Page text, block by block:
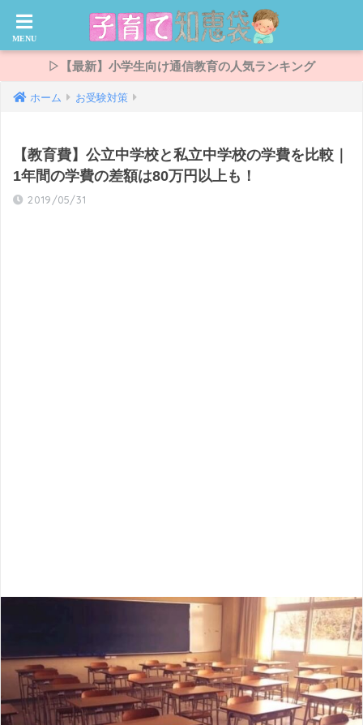
▷【最新】小学生向け通信教育の人気ランキング
ホーム お受験対策
【教育費】公立中学校と私立中学校の学費を比較｜
1年間の学費の差額は80万円以上も！
2019/05/31